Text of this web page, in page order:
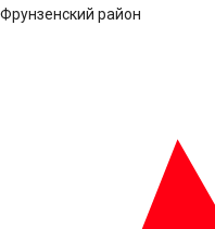
Фрунзенский район